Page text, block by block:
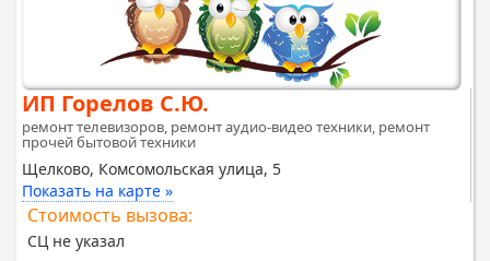
ИП Горелов С.Ю.
ремонт телевизоров, ремонт аудио-видео техники, ремонт
прочей бытовой техники
Щелково, Комсомольская улица, 5
Показать на карте »
Стоимость вызова:
СЦ не указал